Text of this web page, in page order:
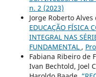
n. 2 (2023)
Jorge Roberto
EDUCAÇÃO FÍSICA
INTEGRAL NAS
FUNDAMENTAL ,
Fabiana Ribeiro de
Ivan Bechtold, Joel